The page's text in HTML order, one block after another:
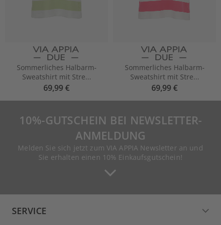
Sommerliches Halbarm-
Sweatshirt mit Stre...
69,99 €
Sommerliches Halbarm-
Sweatshirt mit Stre...
69,99 €
10%-GUTSCHEIN BEI NEWSLETTER-
ANMELDUNG
Melden Sie sich jetzt zum VIA APPIA Newsletter an und
Sie erhalten einen 10% Einkaufsgutschein!
SERVICE